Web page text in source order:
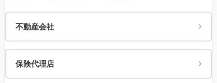
不動産会社
保険代理店